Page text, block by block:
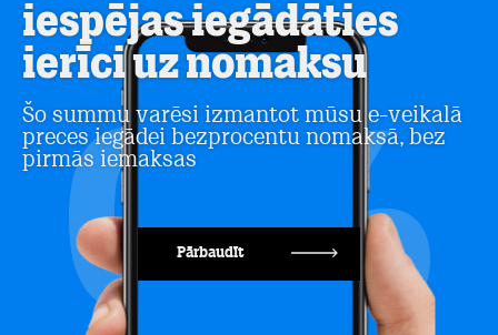
iespējas iegādāties
ierīci uz nomaksu
Šo summu varēsi izmantot mūsu e-veikalā
preces iegādei bezprocentu nomaksā, bez
pirmās iemaksas
Pārbaudīt